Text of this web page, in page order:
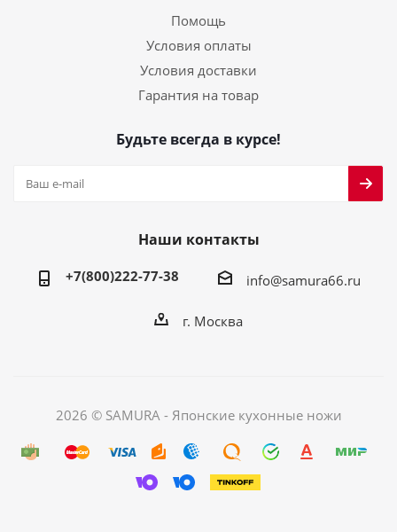
Помощь
Условия оплаты
Условия доставки
Гарантия на товар
Будьте всегда в курсе!
Наши контакты
+7(800)222-77-38 info@samura66.ru
г. Москва
2026 © SAMURA - Японские кухонные ножи